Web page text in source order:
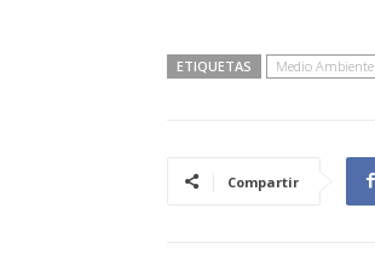
ETIQUETAS Medio Ambiente
Compartir